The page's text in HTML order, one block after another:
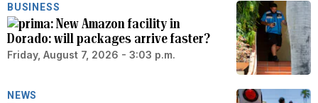
BUSINESS
New Amazon facility in
Dorado: will packages arrive faster?
Friday, August 7, 2026 - 3:03 p.m.
NEWS